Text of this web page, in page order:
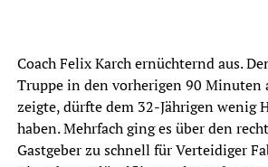
Coach Felix Karch ernüchternd aus.
Truppe in den vorherigen 90 Minuten
zeigte, dürfte dem 32-Jährigen wenig
haben. Mehrfach ging es über den
Gastgeber zu schnell für Verteidiger